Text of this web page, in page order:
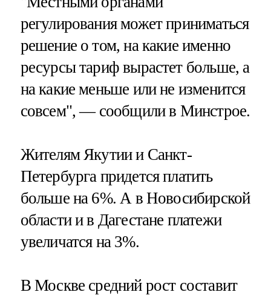
регулирования может приниматься
решение о том, на какие именно
ресурсы тариф вырастет больше, а
на какие меньше или не изменится
совсем", — сообщили в Минстрое.
Жителям Якутии и Санкт-
Петербурга придется платить
больше на 6%. А в Новосибирской
области и в Дагестане платежи
увеличатся на 3%.
В Москве средний рост составит